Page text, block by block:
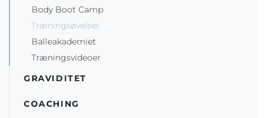
Body Boot Camp
Træningsøvelser
Balleakademiet
Træningsvideoer
GRAVIDITET
COACHING